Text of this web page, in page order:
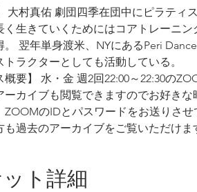
大村真佑 劇団四季在団中にピラテ
く生きていくためにはコアトレーニ
。 翌年単身渡米、NYにあるPeri
トラクターとしても活動している。
概要】 水・金 週2回22:00～22:30の
ーカイブも閲覧できますのでお好きな
ZOOMのIDとパスワードをお送りさ
も過去のアーカイブをご覧いただけま
ト詳細